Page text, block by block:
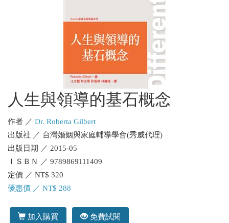
人生與領導的基石概念
作者 ／ Dr. Roberta Gilbert
出版社 ／ 台灣婚姻與家庭輔導學會(秀威代理)
出版日期 ／ 2015-05
ＩＳＢＮ ／ 9789869111409
定價 ／ NT$ 320
優惠價 ／ NT$ 288
加入購買 免費試閱